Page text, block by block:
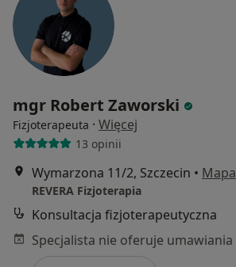
mgr Robert Zaworski
Fizjoterapeuta · Więcej
13 opinii
Wymarzona 11/2, Szczecin • Mapa
REVERA Fizjoterapia
Konsultacja fizjoterapeutyczna